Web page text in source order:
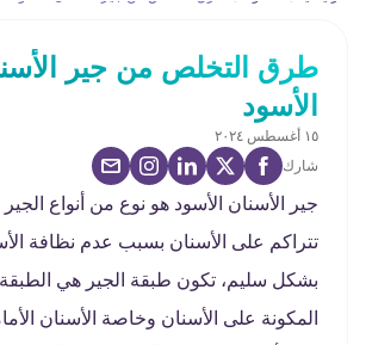
طرق التخلص من جير
الأسود
١٥ أغسطس ٢٠٢٤
شارك
جير الأسنان الأسود هو نوع من أنواع الجير
تتراكم على الأسنان بسبب عدم نظافة
بشكل سليم، تكون طبقة الجير هي الطبقة
المكونة على الأسنان وخاصة الأسنان